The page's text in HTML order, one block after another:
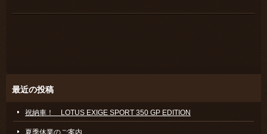
最近の投稿
祝納車！ LOTUS EXIGE SPORT 350 GP EDITION
夏季休業のご案内